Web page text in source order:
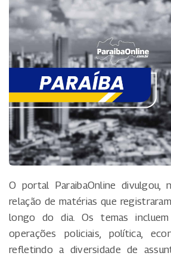
O portal ParaibaOnline divulgou,
relação de matérias que
longo do dia. Os temas incluem
operações policiais, política,
refletindo a diversidade de